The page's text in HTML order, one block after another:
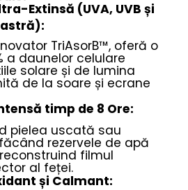
Extinsă (UVA, UVB și
TriAsorB™, oferă o
a daunelor celulare
solare și de lumina
de la soare și ecrane
timp de 8 Ore:
pielea uscată sau
rezervele de apă
filmul
al feței.
și Calmant: